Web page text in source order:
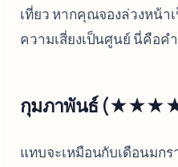
เที่ยว หากคุณจองล่วงหน้า
ความเสี่ยงเป็นศูนย์ นี่คือค
กุมภาพันธ์
แทบจะเหมือนกับเดือนมก